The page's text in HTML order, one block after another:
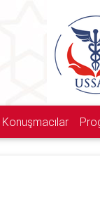
Konuşmacılar